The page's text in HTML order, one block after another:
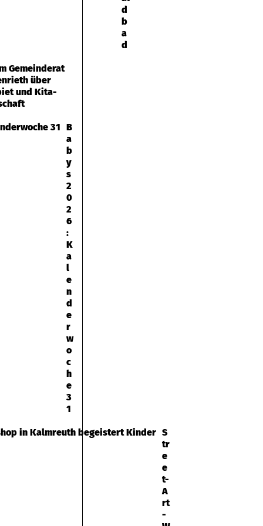
d
b
a
d
Gemeinderat
über
und Kita-
B
a
b
y
s
2
0
2
6
:
K
a
l
e
n
d
e
r
w
o
c
h
e
3
1
S
tr
e
e
t-
A
rt
-